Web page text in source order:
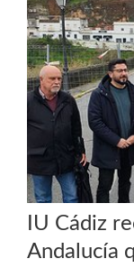
IU Cádiz
Andalucía